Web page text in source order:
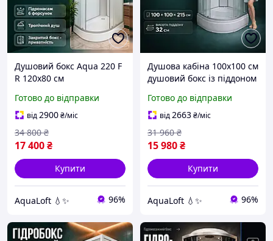
Душовий бокс Aqua 220 F
R 120х80 см
гідромасажний на
низькому піддоні
Готово до відправки
від2900₴/міс
17 400₴
34 800 ₴
Купити
AquaLoft 💧✨ 96%
Душова кабіна 100х100 см
душовий бокс із піддоном
засмаговане скло 5 мм
профіль матовий хром
Готово до відправки
від2663₴/міс
15 980₴
31 960 ₴
Купити
AquaLoft 💧✨ 96%